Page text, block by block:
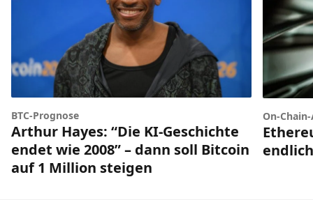
BTC-Prognose
Arthur Hayes: “Die KI-Geschichte
endet wie 2008” – dann soll Bitcoin
auf 1 Million steigen
On-